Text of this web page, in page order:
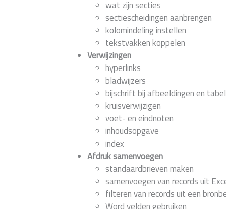
wat zijn secties
sectiescheidingen aanbrengen
kolomindeling instellen
tekstvakken koppelen
Verwijzingen
hyperlinks
bladwijzers
bijschrift bij afbeeldingen en
kruisverwijzigen
voet- en eindnoten
inhoudsopgave
index
Afdruk samenvoegen
standaardbrieven maken
samenvoegen van records uit
filteren van records uit een